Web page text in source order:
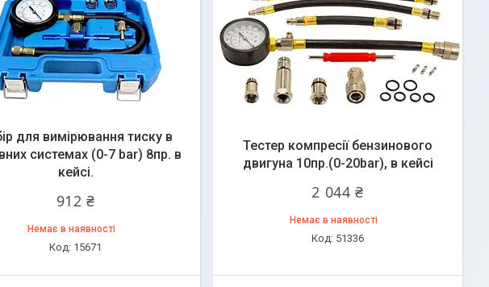
для вимірювання тиску в
системах (0-7 bar) 8пр. в
кейсі.
912 ₴
Немає в наявності
15671
Тестер компресії бензинового
двигуна 10пр.(0-20bar), в кейсі
2 044 ₴
Немає в наявності
51336